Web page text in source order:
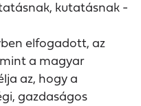
kutatásnak -
elfogadott, az
a magyar
az, hogy a
gazdaságos